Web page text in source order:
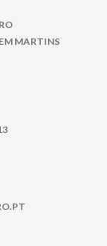
MARTINS